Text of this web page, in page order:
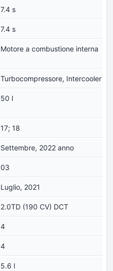
7.4 s
7.4 s
Motore a combustione interna
Turbocompressore, Intercooler
50 l
17; 18
Settembre, 2022 anno
03
Luglio, 2021
2.0TD (190 CV) DCT
4
4
5.6 l